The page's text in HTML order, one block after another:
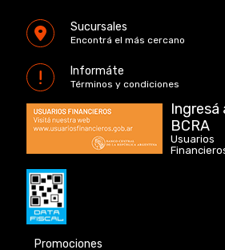
Sucursales
Encontrá el más cercano
Informáte
Términos y condiciones
Ingresá
BCRA
Usuarios
Promociones